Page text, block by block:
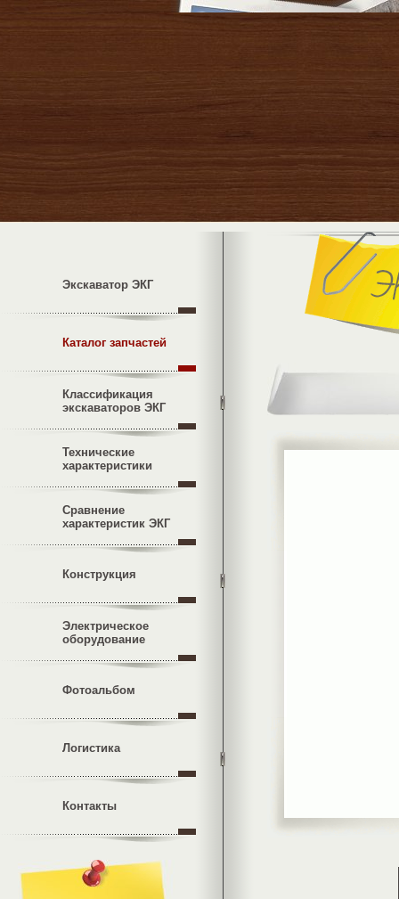
Экскаватор ЭКГ
Каталог запчастей
Классификация
экскаваторов ЭКГ
Технические
характеристики
Сравнение
характеристик ЭКГ
Конструкция
Электрическое
оборудование
Фотоальбом
Логистика
Контакты